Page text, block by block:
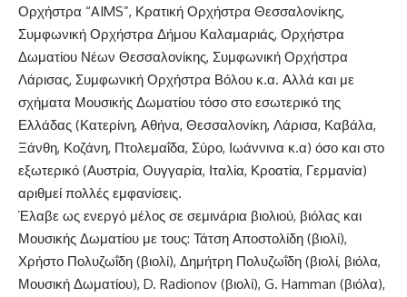
Ορχήστρα “AIMS”, Κρατική Ορχήστρα Θεσσαλονίκης,
Συμφωνική Ορχήστρα Δήμου Καλαμαριάς, Ορχήστρα
Δωματίου Νέων Θεσσαλονίκης, Συμφωνική Ορχήστρα
Λάρισας, Συμφωνική Ορχήστρα Βόλου κ.α. Αλλά και με
σχήματα Μουσικής Δωματίου τόσο στο εσωτερικό της
Ελλάδας (Κατερίνη, Αθήνα, Θεσσαλονίκη, Λάρισα, Καβάλα,
Ξάνθη, Κοζάνη, Πτολεμαΐδα, Σύρο, Ιωάννινα κ.α) όσο και στο
εξωτερικό (Αυστρία, Ουγγαρία, Ιταλία, Κροατία, Γερμανία)
αριθμεί πολλές εμφανίσεις.
Έλαβε ως ενεργό μέλος σε σεμινάρια βιολιού, βιόλας και
Μουσικής Δωματίου με τους: Τάτση Αποστολίδη (βιολί),
Χρήστο Πολυζωΐδη (βιολί), Δημήτρη Πολυζωΐδη (βιολί, βιόλα,
Μουσική Δωματίου), D. Radionov (βιολί), G. Hamman (βιόλα),